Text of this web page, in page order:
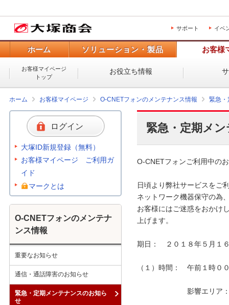
サポート イベ
ホーム ソリューション・製品 お客様
お客様マイページ
トップ
お役立ち情報
ホーム お客様マイページ O-CNETフォンのメンテナンス情報 緊急・
緊急・定期メ
O-CNETフォンご利用中の
日頃より弊社サービスをご
ネットワーク機器保守の為
お客様にはご迷惑をおかけ
上げます。
期日：　２０１８年５月１
（１）時間：　午前１時０
影響エリア：　下記
ログイン
大塚ID新規登録（無料）
お客様マイページ ご利用ガ
イド
マークとは
O-CNETフォンのメンテナ
ンス情報
重要なお知らせ
通信・通話障害のお知らせ
緊急・定期メンテナンスのお知ら
せ